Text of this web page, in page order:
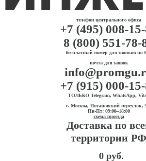
телефон центрального офиса
+7 (495) 008-
8 (800) 551-78-
бесплатный номер для звонков по
почта для заявок
+7 (915) 000-
ТОЛЬКО Telegram, WhatsApp,
г. Москва, Потаповский переулок,
Пн-Пт: 09:00–18:00
схема проезда
Доставка по
территории РФ
0 руб.